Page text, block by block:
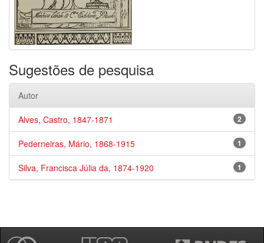
Sugestões de pesquisa
Autor
2
Alves, Castro, 1847-1871
1
Pederneiras, Mário, 1868-1915
1
Silva, Francisca Júlia da, 1874-1920